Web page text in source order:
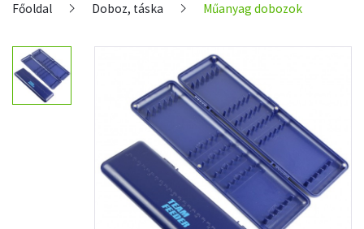
Főoldal Doboz, táska Műanyag dobozok